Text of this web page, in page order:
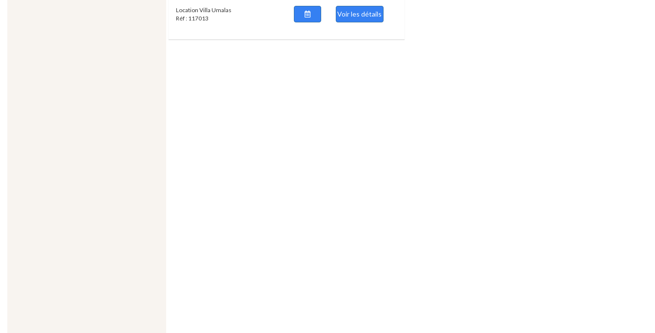
Location Villa Umalas
Réf : 117013
Voir les détails